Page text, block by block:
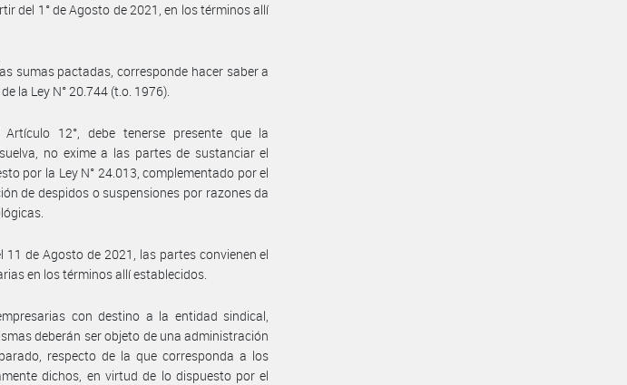
del 1° de Agosto de 2021, en los términos allí
sumas pactadas, corresponde hacer saber a
la Ley N° 20.744 (t.o. 1976).
12°, debe tenerse presente que la
no exime a las partes de sustanciar el
por la Ley N° 24.013, complementado por el
de despidos o suspensiones por razones da
de Agosto de 2021, las partes convienen el
en los términos allí establecidos.
con destino a la entidad sindical,
deberán ser objeto de una administración
respecto de la que corresponda a los
dichos, en virtud de lo dispuesto por el